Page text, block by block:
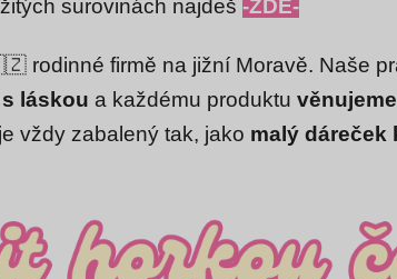
surovinách najdeš -ZDE-
rodinné firmě na jižní Moravě. Naše
láskou a každému produktu
vždy zabalený tak, jako malý dáreček